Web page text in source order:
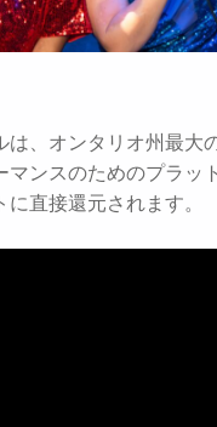
は、オンタリオ州最大
ンスのためのプラッ
直接還元されます。